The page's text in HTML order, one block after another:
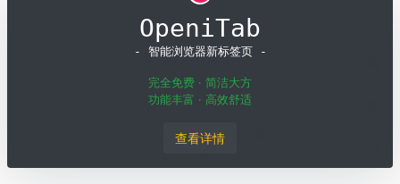
粤ICP备19001258号
OpeniTab
- 智能浏览器新标签页 -
完全免费 · 简洁大方
功能丰富 · 高效舒适
查看详情